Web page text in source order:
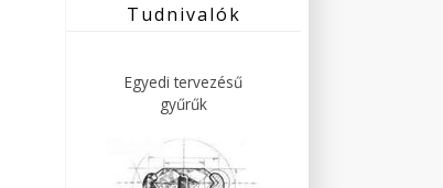
Tudnivalók
Egyedi tervezésű
gyűrűk